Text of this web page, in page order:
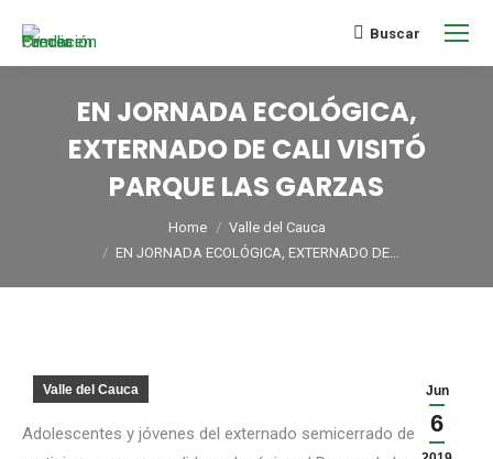
Buscar
EN JORNADA ECOLÓGICA,
EXTERNADO DE CALI VISITÓ
PARQUE LAS GARZAS
Home
Valle del Cauca
EN JORNADA ECOLÓGICA, EXTERNADO DE…
Jun
6
Valle del Cauca
Adolescentes y jóvenes del externado semicerrado de Cali